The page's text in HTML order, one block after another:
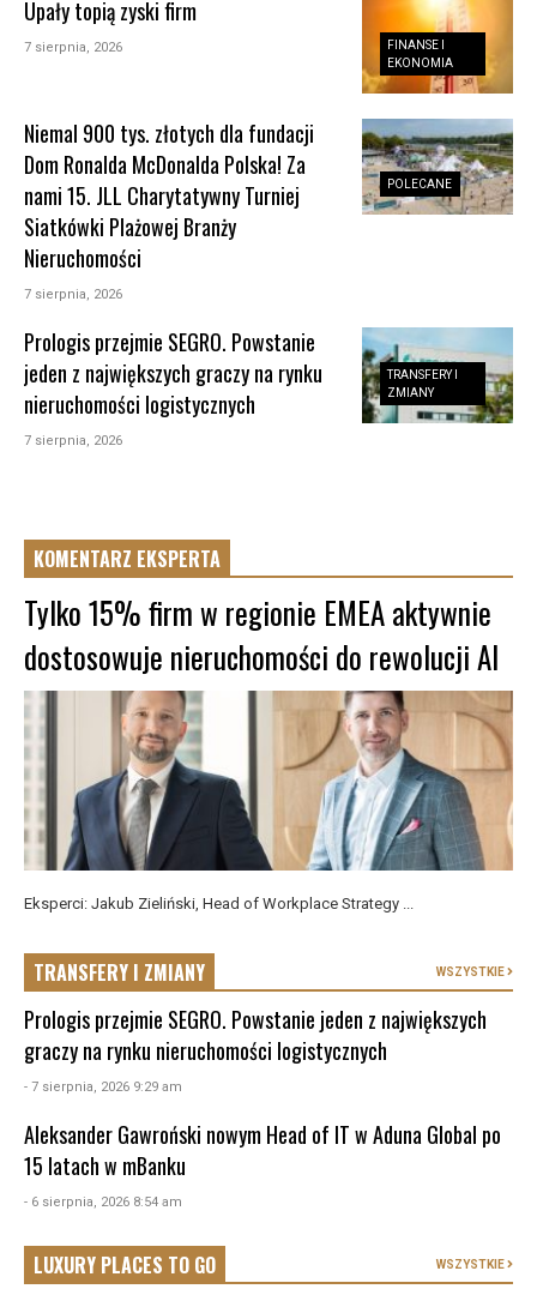
FINANSE I
EKONOMIA
Upały topią zyski firm
7 sierpnia, 2026
POLECANE
Niemal 900 tys. złotych dla fundacji
Dom Ronalda McDonalda Polska! Za
nami 15. JLL Charytatywny Turniej
Siatkówki Plażowej Branży
Nieruchomości
7 sierpnia, 2026
TRANSFERY I
ZMIANY
Prologis przejmie SEGRO. Powstanie
jeden z największych graczy na rynku
nieruchomości logistycznych
7 sierpnia, 2026
KOMENTARZ EKSPERTA
Tylko 15% firm w regionie EMEA aktywnie
dostosowuje nieruchomości do rewolucji AI
Eksperci: Jakub Zieliński, Head of Workplace Strategy ...
TRANSFERY I ZMIANY WSZYSTKIE
Prologis przejmie SEGRO. Powstanie jeden z największych
graczy na rynku nieruchomości logistycznych
- 7 sierpnia, 2026 9:29 am
Aleksander Gawroński nowym Head of IT w Aduna Global po
15 latach w mBanku
- 6 sierpnia, 2026 8:54 am
LUXURY PLACES TO GO WSZYSTKIE